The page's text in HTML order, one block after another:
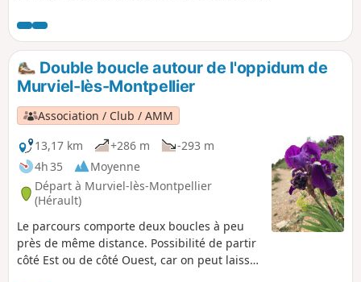
Double boucle autour de l'oppidum de
Murviel-lès-Montpellier
Association / Club / AMM
13,17 km
+286 m
-293 m
4h 35
Moyenne
Départ à Murviel-lès-Montpellier
(Hérault)
Le parcours comporte deux boucles à peu
près de même distance. Possibilité de partir
côté Est ou de côté Ouest, car on peut laisser